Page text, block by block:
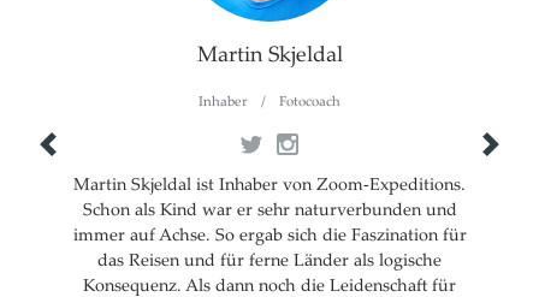
Martin Skjeldal
Inhaber / Fotocoach
Martin Skjeldal ist Inhaber von Zoom-Expeditions.
Schon als Kind war er sehr naturverbunden und
immer auf Achse. So ergab sich die Faszination für
das Reisen und für ferne Länder als logische
Konsequenz. Als dann noch die Leidenschaft für